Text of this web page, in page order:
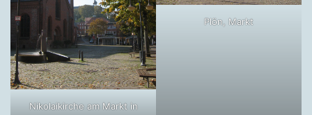
Nikolaikirche am Markt in
Plön, Markt